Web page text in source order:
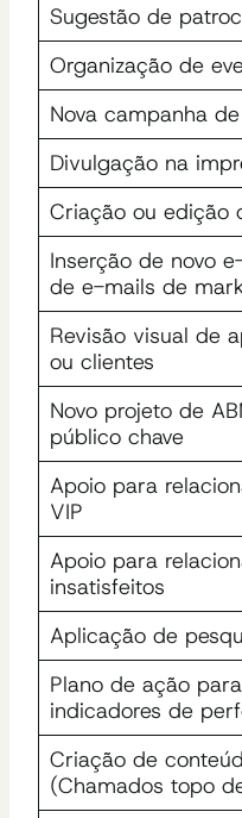
Sugestão de
Organização de
Nova campanha
Divulgação na
Criação ou edição
Inserção de novo
de e-mails de
Revisão visual de
ou clientes
Novo projeto de
público chave
Apoio para
VIP
Apoio para
insatisfeitos
Aplicação de
Plano de ação
indicadores de
Criação de
(Chamados topo